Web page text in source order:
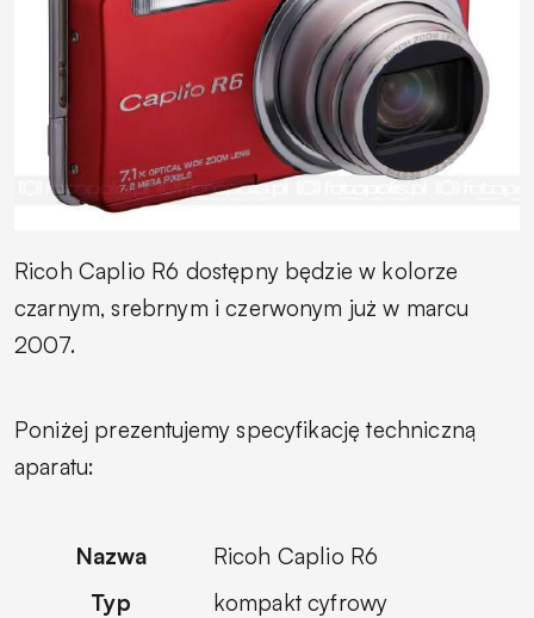
Ricoh Caplio R6 dostępny będzie w kolorze
czarnym, srebrnym i czerwonym już w marcu
2007.
Poniżej prezentujemy specyfikację techniczną
aparatu:
Nazwa
Ricoh Caplio R6
Typ
kompakt cyfrowy